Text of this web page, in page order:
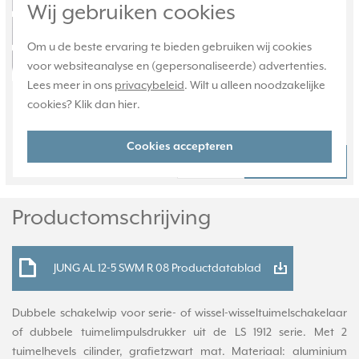
Wij gebruiken cookies
Om u de beste ervaring te bieden gebruiken wij cookies
voor websiteanalyse en (gepersonaliseerde) advertenties.
Lees meer in ons privacybeleid. Wilt u alleen noodzakelijke
cookies? Klik dan hier.
Cookies accepteren
inbouwdoos (min. 50 mm) gebruiken.
Verwachte levertijd:
44,95 +
- Bestel
Productomschrijving
JUNG AL 12-5 SWM R 08 Productdatablad
Dubbele schakelwip voor serie- of wissel-wisseltuimelschakelaar
of dubbele tuimelimpulsdrukker uit de LS 1912 serie. Met 2
tuimelhevels cilinder, grafietzwart mat. Materiaal: aluminium